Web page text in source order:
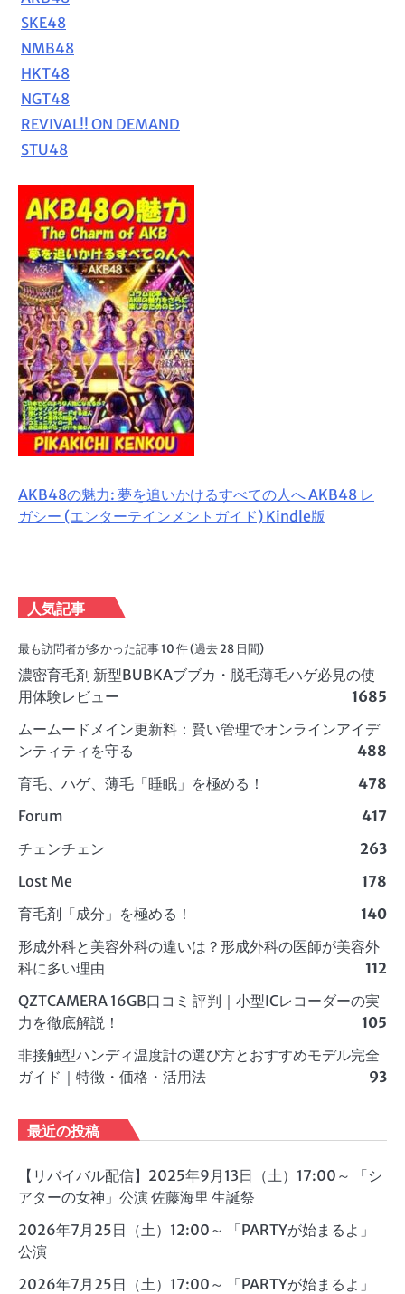
SKE48
NMB48
HKT48
NGT48
REVIVAL!! ON DEMAND
STU48
AKB48の魅力: 夢を追いかけるすべての人へ AKB48 レ
ガシー (エンターテインメントガイド) Kindle版
人気記事
最も訪問者が多かった記事 10 件 (過去 28 日間)
濃密育毛剤 新型BUBKAブブカ・脱毛薄毛ハゲ必見の使
用体験レビュー
1685
ムームードメイン更新料：賢い管理でオンラインアイデ
ンティティを守る
488
育毛、ハゲ、薄毛「睡眠」を極める！
478
Forum
417
チェンチェン
263
Lost Me
178
育毛剤「成分」を極める！
140
形成外科と美容外科の違いは？形成外科の医師が美容外
科に多い理由
112
QZTCAMERA 16GB口コミ 評判｜小型ICレコーダーの実
力を徹底解説！
105
非接触型ハンディ温度計の選び方とおすすめモデル完全
ガイド｜特徴・価格・活用法
93
最近の投稿
【リバイバル配信】2025年9月13日（土）17:00～ 「シ
アターの女神」公演 佐藤海里 生誕祭
2026年7月25日（土）12:00～ 「PARTYが始まるよ」
公演
2026年7月25日（土）17:00～ 「PARTYが始まるよ」